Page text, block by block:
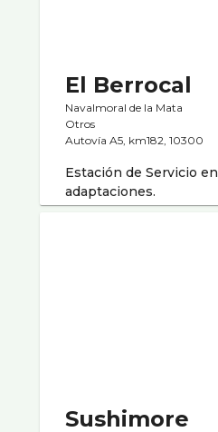
El Berrocal
Navalmoral de la Mata
Otros
Autovía A5, km182, 10300
Estación de Servicio
adaptaciones.
Sushimore